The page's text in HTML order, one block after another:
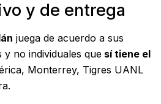
y de entrega
juega de acuerdo a sus
y no individuales que sí tiene el
Monterrey, Tigres UANL